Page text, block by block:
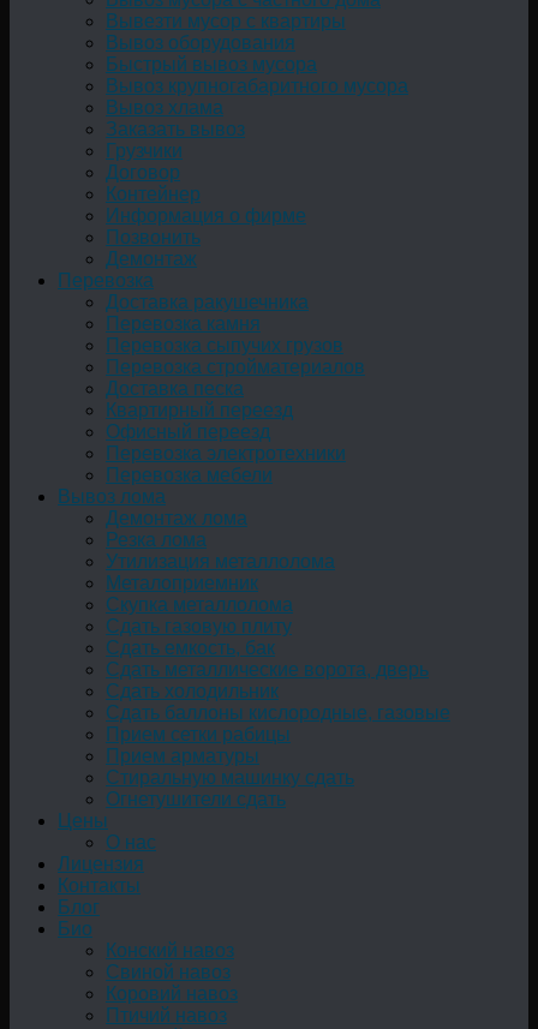
Вывезти мусор с квартиры
Вывоз оборудования
Быстрый вывоз мусора
Вывоз крупногабаритного мусора
Вывоз хлама
Заказать вывоз
Грузчики
Договор
Контейнер
Информация о фирме
Позвонить
Демонтаж
Перевозка
Доставка ракушечника
Перевозка камня
Перевозка сыпучих грузов
Перевозка стройматериалов
Доставка песка
Квартирный переезд
Офисный переезд
Перевозка электротехники
Перевозка мебели
Вывоз лома
Демонтаж лома
Резка лома
Утилизация металлолома
Металоприемник
Скупка металлолома
Сдать газовую плиту
Сдать емкость, бак
Cдать металлические ворота, дверь
Сдать холодильник
Сдать баллоны кислородные, газовые
Прием сетки рабицы
Прием арматуры
Стиральную машинку сдать
Огнетушители сдать
Цены
О нас
Лицензия
Контакты
Блог
Био
Конский навоз
Свиной навоз
Коровий навоз
Птичий навоз